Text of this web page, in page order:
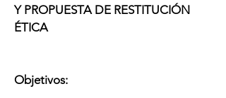
Y PROPUESTA DE RESTITUCIÓN
ÉTICA
Objetivos: